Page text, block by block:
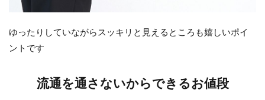
ゆったりしていながらスッキリと見えるところも嬉しいポイ
ントです
流通を通さないからできるお値段